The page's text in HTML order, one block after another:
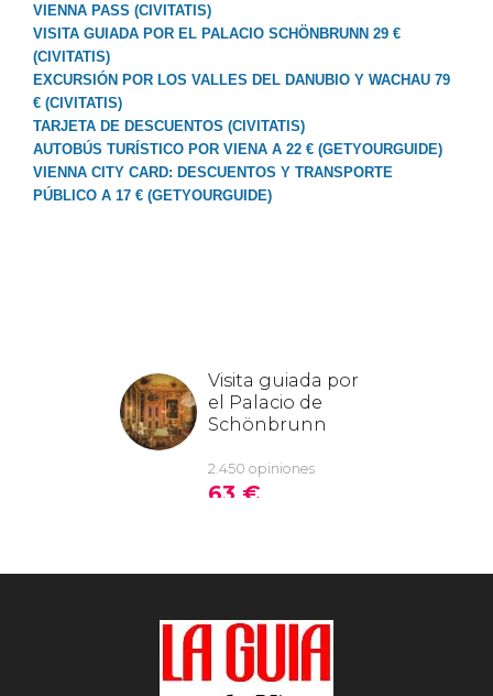
VIENNA PASS (CIVITATIS)
VISITA GUIADA POR EL PALACIO SCHÖNBRUNN 29 €
(CIVITATIS)
EXCURSIÓN POR LOS VALLES DEL DANUBIO Y WACHAU 79
€ (CIVITATIS)
TARJETA DE DESCUENTOS (CIVITATIS)
AUTOBÚS TURÍSTICO POR VIENA A 22 € (GETYOURGUIDE)
VIENNA CITY CARD: DESCUENTOS Y TRANSPORTE
PÚBLICO A 17 € (GETYOURGUIDE)